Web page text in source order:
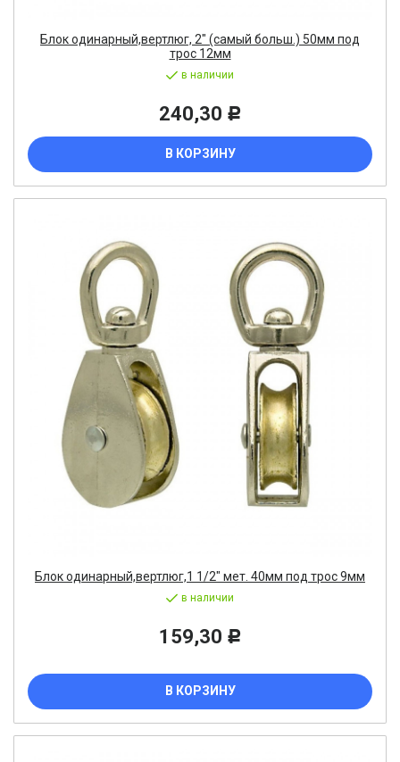
Блок одинарный,вертлюг, 2" (самый больш.) 50мм под
трос 12мм
в наличии
240,30 Р
В КОРЗИНУ
Блок одинарный,вертлюг,1 1/2" мет. 40мм под трос 9мм
в наличии
159,30 Р
В КОРЗИНУ